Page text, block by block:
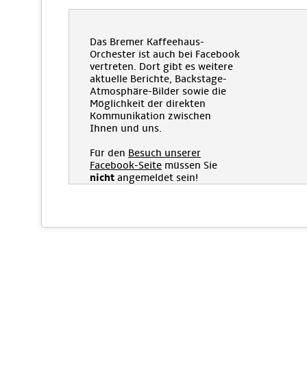
Das Bremer Kaffeehaus-
Orchester ist auch bei Facebook
vertreten. Dort gibt es weitere
aktuelle Berichte, Backstage-
Atmosphäre-Bilder sowie die
Möglichkeit der direkten
Kommunikation zwischen
Ihnen und uns.
Für den Besuch unserer
Facebook-Seite müssen Sie
nicht angemeldet sein!